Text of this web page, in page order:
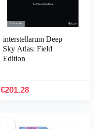
interstellarum Deep
Sky Atlas: Field
Edition
€201.28